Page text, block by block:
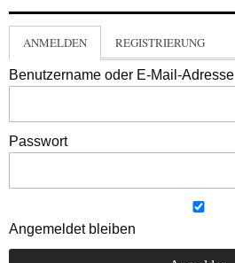
ANMELDEN REGISTRIERUNG
Benutzername oder E-Mail-Adresse
Passwort
Angemeldet bleiben